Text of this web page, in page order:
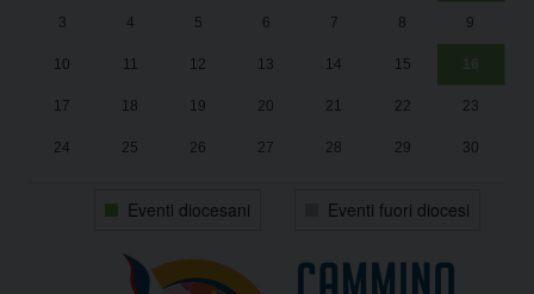
3 4 5 6 7 8 9
10 11 12 13 14 15 16
17 18 19 20 21 22 23
24 25 26 27 28 29 30
Eventi diocesani Eventi fuori diocesi